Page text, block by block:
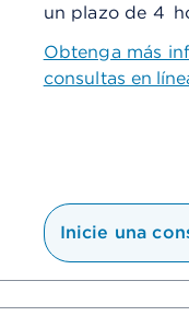
un plazo de 4
Obtenga más
consultas en
Inicie una